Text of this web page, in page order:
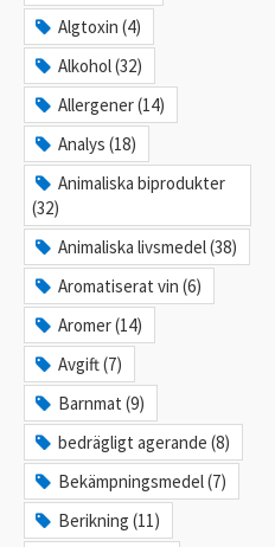
Algtoxin (4)
Alkohol (32)
Allergener (14)
Analys (18)
Animaliska biprodukter
(32)
Animaliska livsmedel (38)
Aromatiserat vin (6)
Aromer (14)
Avgift (7)
Barnmat (9)
bedrägligt agerande (8)
Bekämpningsmedel (7)
Berikning (11)